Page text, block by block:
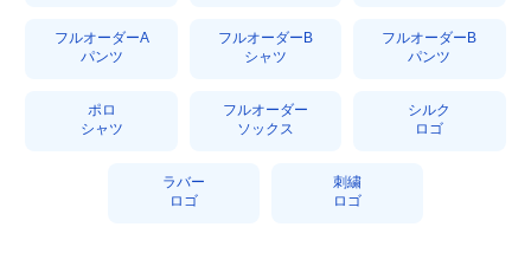
フルオーダーA
パンツ
フルオーダーB
シャツ
フルオーダーB
パンツ
ポロ
シャツ
フルオーダー
ソックス
シルク
ロゴ
ラバー
ロゴ
刺繍
ロゴ